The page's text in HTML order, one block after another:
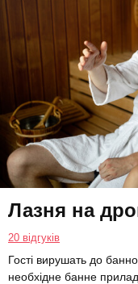
Лазня на
20 відгуків
Гості вирушать до
необхідне банне